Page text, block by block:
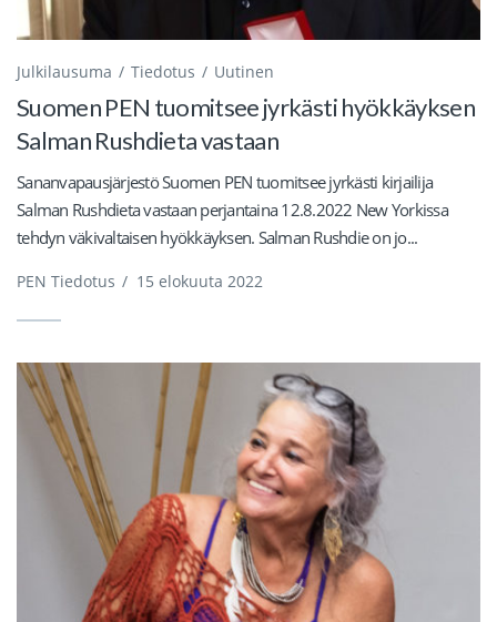
Julkilausuma Tiedotus Uutinen
Suomen PEN tuomitsee jyrkästi hyökkäyksen
Salman Rushdieta vastaan
Sananvapausjärjestö Suomen PEN tuomitsee jyrkästi kirjailija
Salman Rushdieta vastaan perjantaina 12.8.2022 New Yorkissa
tehdyn väkivaltaisen hyökkäyksen. Salman Rushdie on jo...
PEN Tiedotus / 15 elokuuta 2022